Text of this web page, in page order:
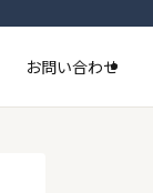
お問い合わせ